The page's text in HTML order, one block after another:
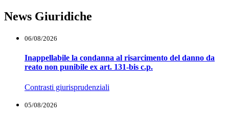
News Giuridiche
06/08/2026
Inappellabile la condanna al risarcimento del danno da
reato non punibile ex art. 131-bis c.p.
Contrasti giurisprudenziali
05/08/2026